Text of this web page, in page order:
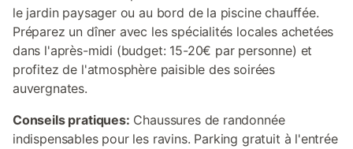
le jardin paysager ou au bord de la piscine chauffée.
Préparez un dîner avec les spécialités locales achetées
dans l'après-midi (budget: 15-20€ par personne) et
profitez de l'atmosphère paisible des soirées
auvergnates.
Conseils pratiques: Chaussures de randonnée
indispensables pour les ravins. Parking gratuit à l'entrée